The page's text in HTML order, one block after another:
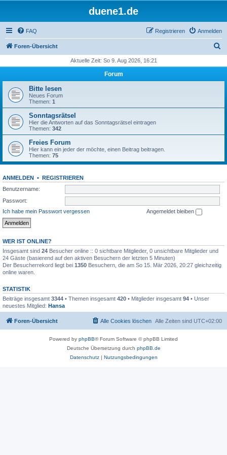
duene1.de
FAQ Anmelden
Registrieren
Foren-Übersicht
h
Aktuelle Zeit: So 9. Aug 2026, 16:21
Forum
Bitte lesen
Neues Forum
Themen: 1
Sonntagsrätsel
Hier die Antworten auf das Sonntagsrätsel eintragen
Themen: 342
Freies Forum
Hier kann ein jeder der möchte, einen Beitrag beitragen.
Themen: 75
ANMELDEN • REGISTRIEREN
Benutzername:
Passwort:
Ich habe mein Passwort vergessen
Angemeldet bleiben
WER IST ONLINE?
Insgesamt sind 24 Besucher online :: 0 sichtbare Mitglieder, 0 unsichtbare Mitglieder und
24 Gäste (basierend auf den aktiven Besuchern der letzten 5 Minuten)
Der Besucherrekord liegt bei 1350 Besuchern, die am So 15. Mär 2026, 20:27 gleichzeitig
online waren.
STATISTIK
Beiträge insgesamt 3344 • Themen insgesamt 420 • Mitglieder insgesamt 94 • Unser
neuestes Mitglied: Hansa
Foren-Übersicht Alle Zeiten sind UTC+02:00
Alle Cookies löschen
Powered by phpBB® Forum Software © phpBB Limited
Deutsche Übersetzung durch phpBB.de
Datenschutz| Nutzungsbedingungen